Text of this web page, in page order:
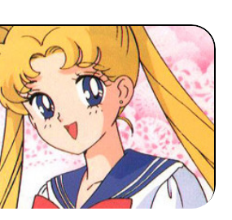
PEOPLE
FOOD
BONS PLANS
SOUTENEZ KULTT